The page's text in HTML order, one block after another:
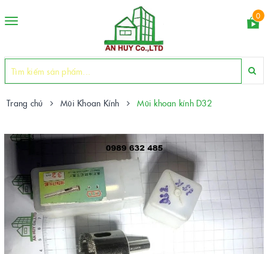
Toggle
0
Trang chủ Mũi Khoan Kính Mũi khoan kính D32